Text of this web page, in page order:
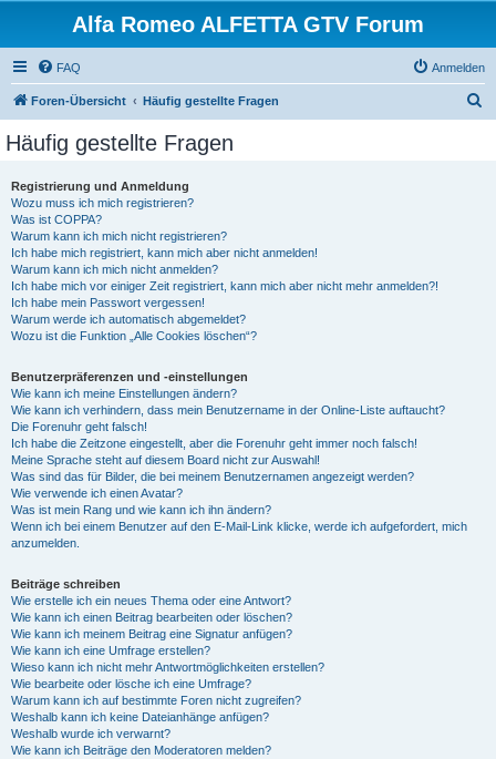
Alfa Romeo ALFETTA GTV Forum
FAQ Anmelden
Foren-Übersicht Häufig gestellte Fragen
Häufig gestellte Fragen
Registrierung und Anmeldung
Wozu muss ich mich registrieren?
Was ist COPPA?
Warum kann ich mich nicht registrieren?
Ich habe mich registriert, kann mich aber nicht anmelden!
Warum kann ich mich nicht anmelden?
Ich habe mich vor einiger Zeit registriert, kann mich aber nicht mehr anmelden?!
Ich habe mein Passwort vergessen!
Warum werde ich automatisch abgemeldet?
Wozu ist die Funktion „Alle Cookies löschen“?
Benutzerpräferenzen und -einstellungen
Wie kann ich meine Einstellungen ändern?
Wie kann ich verhindern, dass mein Benutzername in der Online-Liste auftaucht?
Die Forenuhr geht falsch!
Ich habe die Zeitzone eingestellt, aber die Forenuhr geht immer noch falsch!
Meine Sprache steht auf diesem Board nicht zur Auswahl!
Was sind das für Bilder, die bei meinem Benutzernamen angezeigt werden?
Wie verwende ich einen Avatar?
Was ist mein Rang und wie kann ich ihn ändern?
Wenn ich bei einem Benutzer auf den E-Mail-Link klicke, werde ich aufgefordert, mich
anzumelden.
Beiträge schreiben
Wie erstelle ich ein neues Thema oder eine Antwort?
Wie kann ich einen Beitrag bearbeiten oder löschen?
Wie kann ich meinem Beitrag eine Signatur anfügen?
Wie kann ich eine Umfrage erstellen?
Wieso kann ich nicht mehr Antwortmöglichkeiten erstellen?
Wie bearbeite oder lösche ich eine Umfrage?
Warum kann ich auf bestimmte Foren nicht zugreifen?
Weshalb kann ich keine Dateianhänge anfügen?
Weshalb wurde ich verwarnt?
Wie kann ich Beiträge den Moderatoren melden?